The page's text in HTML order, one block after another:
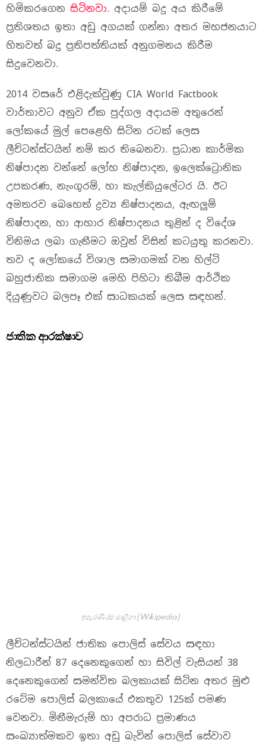
හිමිකරගෙන සිටිනවා. අදායම් බදු අය කිරීමේ
ප්‍රතිශතය ඉතා අඩු අගයක් ගන්නා අතර මහජනයාට
හිතවත් බදු ප්‍රතිපත්තියක් අනුගමනය කිරීම
සිදුවෙනවා.
2014 වසරේ එළිදැක්වුණු CIA World Factbook
වාර්තාවට අනුව ඒක පුද්ගල අදායම අතුරෙන්
ලෝකයේ මුල් පෙළෙහි සිටින රටක් ලෙස
ලීච්ටන්ස්ටයින් නම් කර තිබෙනවා. ප්‍රධාන කාර්මික
නිෂ්පාදන වන්නේ ලෝහ නිෂ්පාදන, ඉලෙක්ට්‍රොනික
උපකරණ, නැංගුරම්, හා කැල්කියුලේටර යි. ඊට
අමතරව බෙහෙත් ද්‍රව්‍ය නිෂ්පාදනය, ඇඟලුම්
නිෂ්පාදන, හා ආහාර නිෂ්පාදනය තුළින් ද විදේශ
විනිමය ලබා ගැනීමට ඔවුන් විසින් කටයුතු කරනවා.
තව ද ලෝකයේ විශාල සමාගමක් වන හිල්ටි
බහුජාතික සමාගම මෙහි පිහිටා තිබීම ආර්ථික
දියුණුවට බලපෑ එක් සාධකයක් ලෙස සඳහන්.
ජාතික ආරක්ෂාව
ඉපැරණි රජ මාළිගා (Wikipedia)
ලීච්ටන්ස්ටයින් ජාතික පොලිස් සේවය සඳහා
නිලධාරීන් 87 දෙනෙකුගෙන් හා සිවිල් වැසියන් 38
දෙනෙකුගෙන් සමන්විත බලකායක් සිටින අතර මුළු
රටේම පොලිස් බලකායේ එකතුව 125ක් පමණ
වෙනවා. මිනීමැරුම් හා අපරාධ ප්‍රමාණය
සංඛ්‍යාත්මකව ඉතා අඩු බැවින් පොලිස් සේවාව